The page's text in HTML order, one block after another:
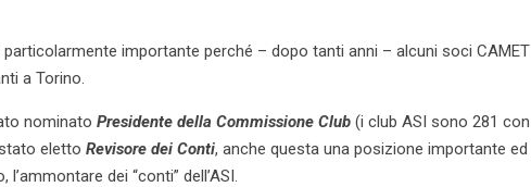
importante perché – dopo tanti anni – alcuni soci CAMET
a Torino.
nominato Presidente della Commissione Club (i club ASI sono 281 con
eletto Revisore dei Conti, anche questa una posizione importante ed
dei “conti” dell’ASI.